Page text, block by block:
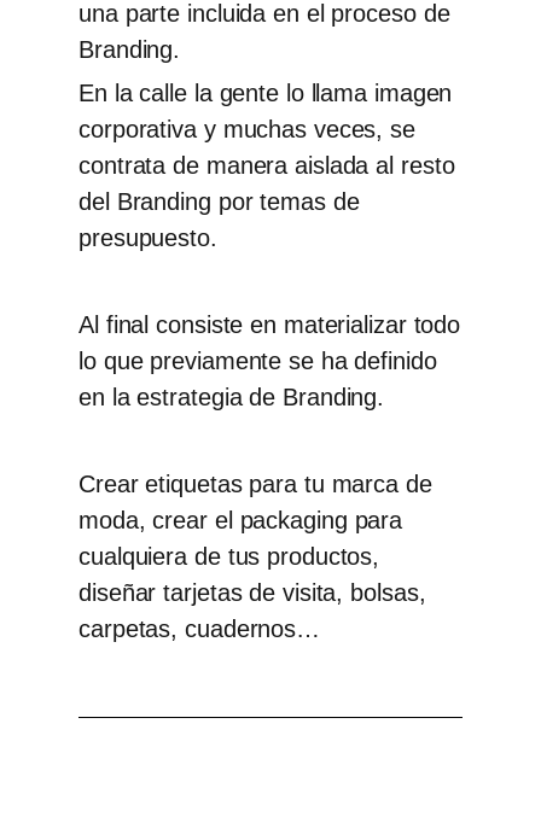
una parte incluida en el proceso de
Branding.
En la calle la gente lo llama imagen
corporativa y muchas veces, se
contrata de manera aislada al resto
del Branding por temas de
presupuesto.
Al final consiste en materializar todo
lo que previamente se ha definido
en laestrategia de Branding.
Crear etiquetas para tu marca de
moda,crear elpackaging para
cualquiera de tus productos,
diseñar tarjetas de visita, bolsas,
carpetas, cuadernos…